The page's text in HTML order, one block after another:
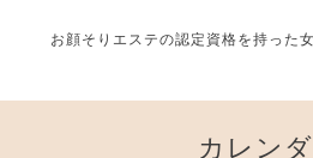
お顔そりエステの認定資格を持った
カレン